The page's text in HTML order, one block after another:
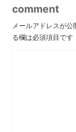
comment
メールアドレスが公
る欄は必須項目です